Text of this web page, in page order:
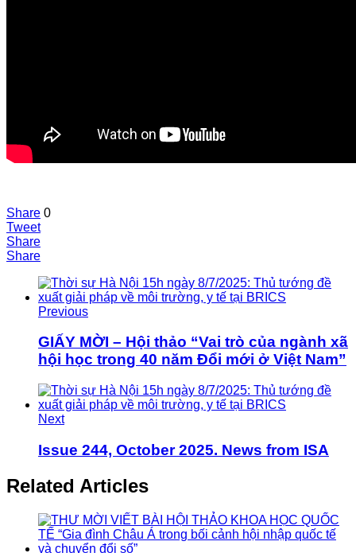
Share 0
Tweet
Share
Share
Previous
GIẤY MỜI – Hội thảo “Vai trò của ngành xã
hội học trong 40 năm Đổi mới ở Việt Nam”
Next
Issue 244, October 2025. News from ISA
Related Articles